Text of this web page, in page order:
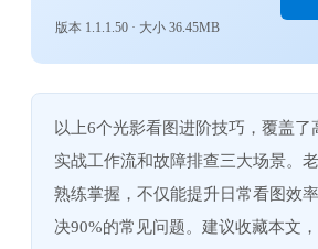
版本 1.1.1.50 · 大小 36.45MB
以上6个光影看图进阶技巧，覆盖了
实战工作流和故障排查三大场景。
熟练掌握，不仅能提升日常看图效
决90%的常见问题。建议收藏本文